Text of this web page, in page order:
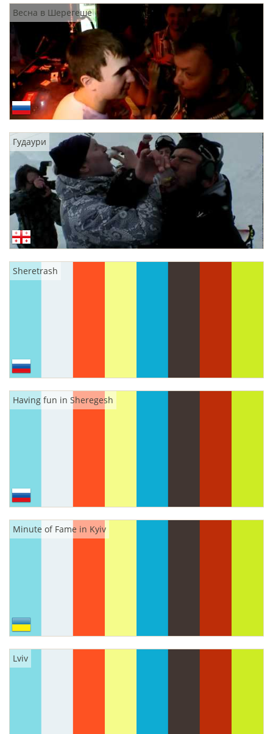
Весна в Шерегеше
Гудаури
Sheretrash
Having fun in Sheregesh
Minute of Fame in Kyiv
Lviv